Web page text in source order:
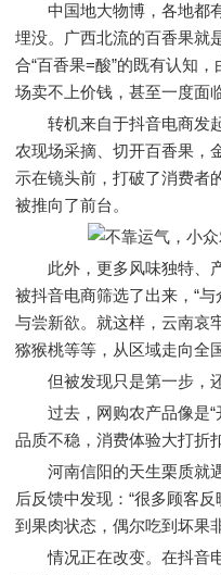
中国地大物博，各地都有
埋没。广西北流的百香果就
合“百香果=酸”的既有认知
场卖不上价钱，甚至一度面
转机来自于抖音电商发起
农现场采摘、切开百香果，
示在镜头前，打破了消费者
被推向了前台。
此外，更多风味独特、产
被抖音电商筛选了出来，“
与尝新欲。就这样，云南哀
猕猴桃等等，从区域走向全国
但被发现只是第一步，还
过去，网购农产品像是“
品质不稳，消费体验大打折扣
河南信阳的天生栗质就遇
后反馈中发现：“很多顾客
到果肉状态，偶尔吃到坏果
情况正在改变。在抖音电